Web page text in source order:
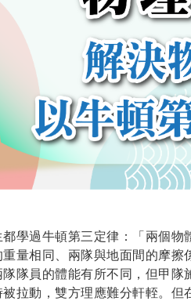
學過牛頓第三定律：「兩個
重量相同、兩隊與地面間的摩
隊員的體能有所不同，但甲
拉動，雙方理應難分軒輊。